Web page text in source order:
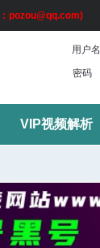
pozou@qq.com)
用户名
密码
VIP视频解析